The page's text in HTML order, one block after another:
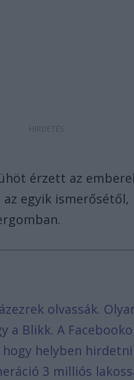
érzett az
egyik
olvassák.
a Blikk. A
helyben
3 milliós